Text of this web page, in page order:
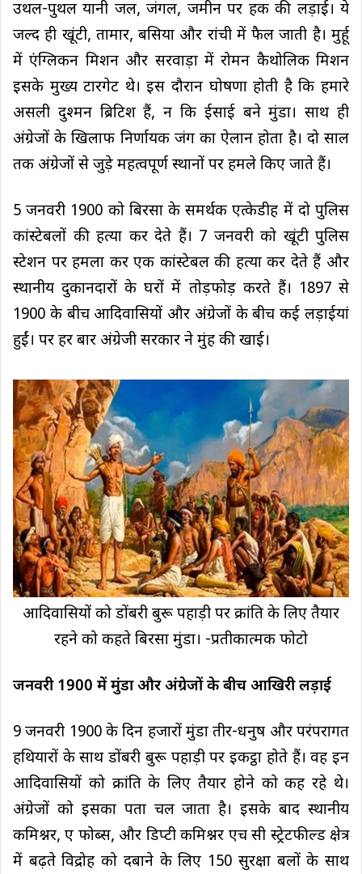
उथल-पुथल यानी जल, जंगल, जमीन पर हक की लड़ाई। ये
जल्द ही खूंटी, तामार, बसिया और रांची में फैल जाती है। मुर्हू
में एंग्लिकन मिशन और सरवाड़ा में रोमन कैथोलिक मिशन
इसके मुख्य टारगेट थे। इस दौरान घोषणा होती है कि हमारे
असली दुश्मन ब्रिटिश हैं, न कि ईसाई बने मुंडा। साथ ही
अंग्रेजों के खिलाफ निर्णायक जंग का ऐलान होता है। दो साल
तक अंग्रेजों से जुड़े महत्वपूर्ण स्थानों पर हमले किए जाते हैं।
5 जनवरी 1900 को बिरसा के समर्थक एत्केडीह में दो पुलिस
कांस्टेबलों की हत्या कर देते हैं। 7 जनवरी को खूंटी पुलिस
स्टेशन पर हमला कर एक कांस्टेबल की हत्या कर देते हैं और
स्थानीय दुकानदारों के घरों में तोड़फोड़ करते हैं। 1897 से
1900 के बीच आदिवासियों और अंग्रेजों के बीच कई लड़ाईयां
हुईं। पर हर बार अंग्रेजी सरकार ने मुंह की खाई।
आदिवासियों को डोंबरी बुरू पहाड़ी पर क्रांति के लिए तैयार
रहने को कहते बिरसा मुंडा। -प्रतीकात्मक फोटो
जनवरी 1900 में मुंडा और अंग्रेजों के बीच आखिरी लड़ाई
9 जनवरी 1900 के दिन हजारों मुंडा तीर-धनुष और परंपरागत
हथियारों के साथ डोंबरी बुरू पहाड़ी पर इकट्ठा होते हैं। वह इन
आदिवासियों को क्रांति के लिए तैयार होने को कह रहे थे।
अंग्रेजों को इसका पता चल जाता है। इसके बाद स्थानीय
कमिश्नर, ए फोब्स, और डिप्टी कमिश्नर एच सी स्ट्रेटफील्ड क्षेत्र
में बढ़ते विद्रोह को दबाने के लिए 150 सुरक्षा बलों के साथ